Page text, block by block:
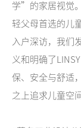
学”的家居视觉
轻父母首选的儿
入户深访，我们
义和明确了
保、安全与舒适
之上追求儿童空